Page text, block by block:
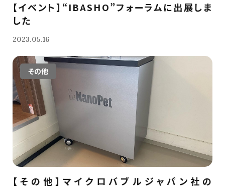
【イベント】“IBASHO”フォーラムに出展しま
した
2023.05.16
その他
【その他】マイクロバブルジャパン社の